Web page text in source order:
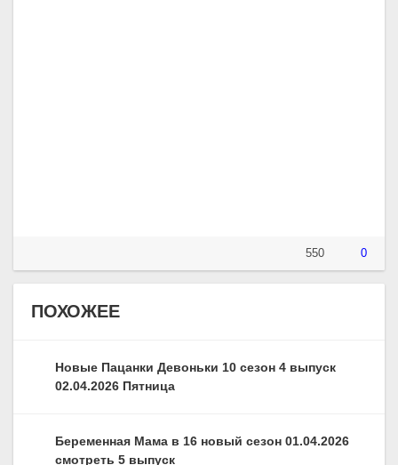
550 0
ПОХОЖЕЕ
Новые Пацанки Девоньки 10 сезон 4 выпуск
02.04.2026 Пятница
Беременная Мама в 16 новый сезон 01.04.2026
смотреть 5 выпуск